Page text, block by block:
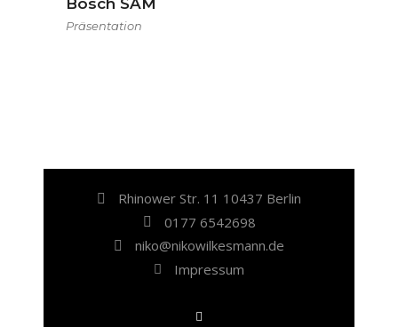
Bosch SAM
Präsentation
Rhinower Str. 11 10437 Berlin
0177 6542698
niko@nikowilkesmann.de
Impressum